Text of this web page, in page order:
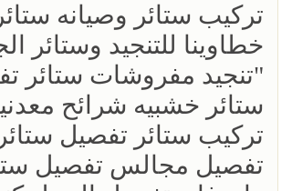
تركيب ستائر وصيانه ستائر
خطاوينا للتنجيد وستائر
"تنجيد مفروشات ستائر
ستائر خشبيه شرائح
تركيب ستائر تفصيل
تفصيل مجالس تفصيل